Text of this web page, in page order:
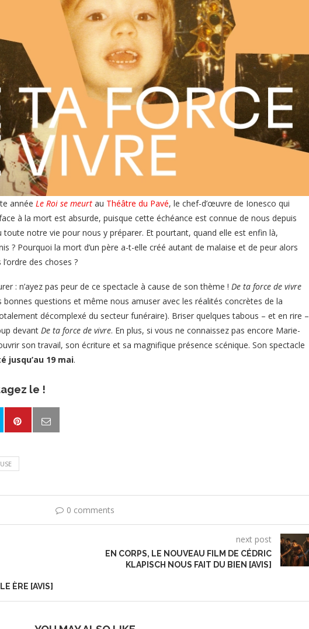
année Le Roi se meurt au Théâtre du Pavé, le chef-d’œuvre de Ionesco qui
à la mort est absurde, puisque cette échéance est connue de nous depuis
notre vie pour nous y préparer. Et pourtant, quand elle est enfin là,
? Pourquoi la mort d’un père a-t-elle créé autant de malaise et de peur alors
des choses ?
: n’ayez pas peur de ce spectacle à cause de son thème ! De ta force de vivre
bonnes questions et même nous amuser avec les réalités concrètes de la
décomplexé du secteur funéraire). Briser quelques tabous – et en rire –
devant De ta force de vivre. En plus, si vous ne connaissez pas encore Marie-
son travail, son écriture et sa magnifique présence scénique. Son spectacle
jusqu’au 19 mai.
le !
0 comments
ÈRE [AVIS]
next post
EN CORPS, LE NOUVEAU FILM DE CÉDRIC
KLAPISCH NOUS FAIT DU BIEN [AVIS]